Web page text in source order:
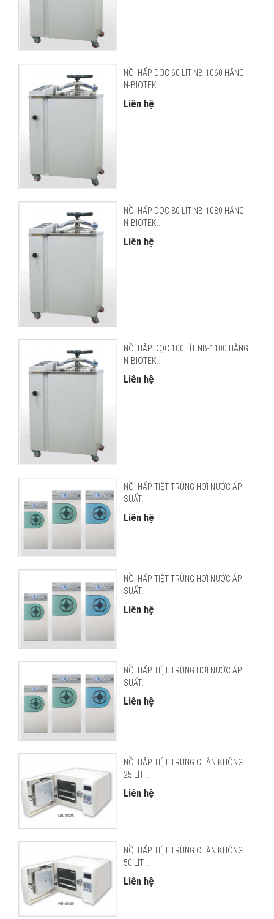
NỒI HẤP DỌC 60 LÍT NB-1060 HÃNG
N-BIOTEK...
Liên hệ
NỒI HẤP DỌC 80 LÍT NB-1080 HÃNG
N-BIOTEK...
Liên hệ
NỒI HẤP DỌC 100 LÍT NB-1100 HÃNG
N-BIOTEK...
Liên hệ
NỒI HẤP TIỆT TRÙNG HƠI NƯỚC ÁP
SUẤT...
Liên hệ
NỒI HẤP TIỆT TRÙNG HƠI NƯỚC ÁP
SUẤT...
Liên hệ
NỒI HẤP TIỆT TRÙNG HƠI NƯỚC ÁP
SUẤT...
Liên hệ
NỒI HẤP TIỆT TRÙNG CHÂN KHÔNG
25 LÍT...
Liên hệ
NỒI HẤP TIỆT TRÙNG CHÂN KHÔNG
50 LÍT...
Liên hệ